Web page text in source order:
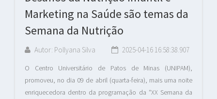
Marketing na Saúde são temas da
Semana da Nutrição
Autor: Pollyana Silva 2025-04-16 16:58:38.907
O Centro Universitário de Patos de Minas (UNIPAM),
promoveu, no dia 09 de abril (quarta-feira), mais uma noite
enriquecedora dentro da programação da “XX Semana da